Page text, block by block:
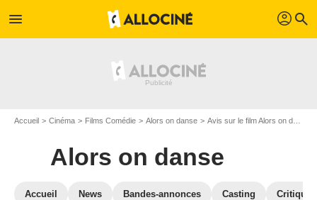
menu profil search
Accueil Cinéma Films Comédie Alors on danse Avis sur le film Alors on danse
Alors on danse
Accueil News Bandes-annonces Casting